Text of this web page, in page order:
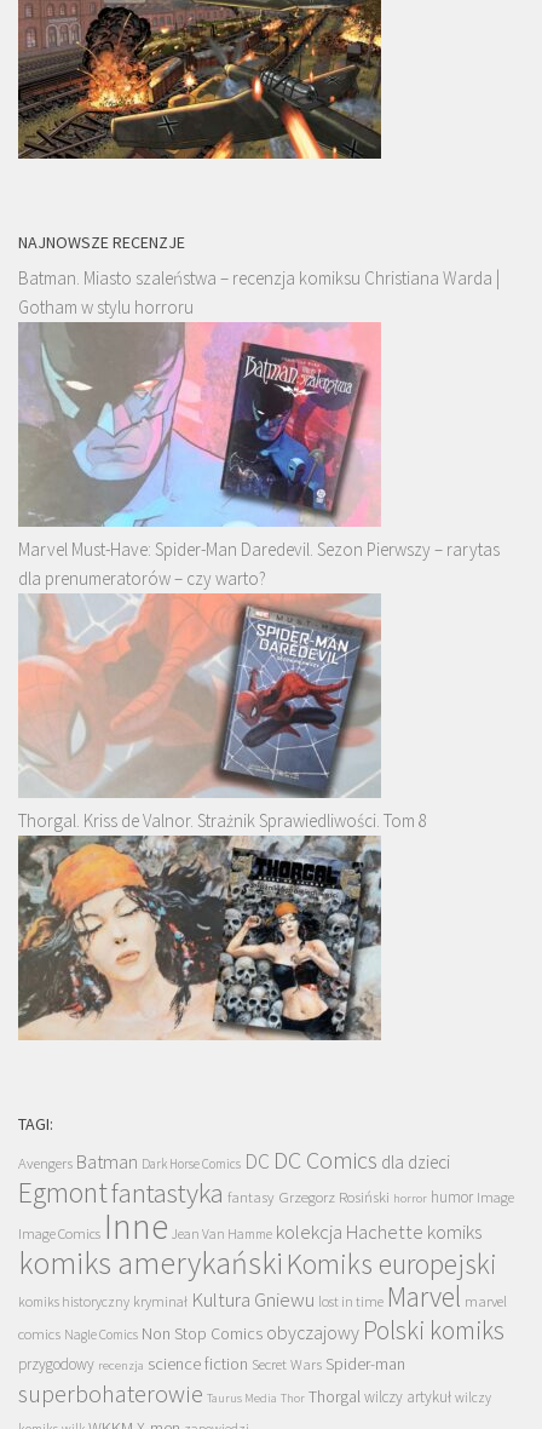
NAJNOWSZE RECENZJE
Batman. Miasto szaleństwa – recenzja komiksu Christiana Warda |
Gotham w stylu horroru
Marvel Must-Have: Spider-Man Daredevil. Sezon Pierwszy – rarytas
dla prenumeratorów – czy warto?
Thorgal. Kriss de Valnor. Strażnik Sprawiedliwości. Tom 8
TAGI:
Avengers Batman Dark Horse Comics DC DC Comics dla dzieci
Egmontfantastyka fantasy Grzegorz Rosiński horror humor Image
Image Comics Inne Jean Van Hamme kolekcja Hachette komiks
komiks amerykański Komiks europejski
komiks historyczny kryminał Kultura Gniewu lost in time Marvel marvel
comics Nagle Comics Non Stop Comics obyczajowy Polski komiks
przygodowy recenzja science fiction Secret Wars Spider-man
superbohaterowie Taurus Media Thor Thorgalwilczy artykuł wilczy